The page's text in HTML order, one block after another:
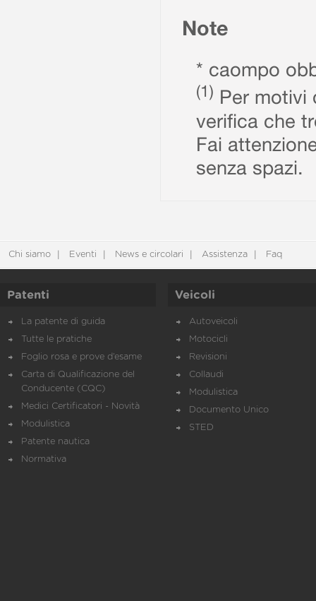
Note
* caompo
(1) Per motivi
verifica che
Fai
senza spazi.
Chi siamo Eventi News e circolari Assistenza Faq
Patenti
La patente di guida
Tutte le pratiche
Foglio rosa e prove d’esame
Carta di Qualificazione del
Conducente (CQC)
Medici Certificatori - Novità
Modulistica
Patente nautica
Normativa
Veicoli
Autoveicoli
Motocicli
Revisioni
Collaudi
Modulistica
Documento Unico
STED